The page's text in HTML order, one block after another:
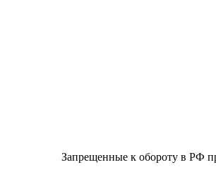
Запрещенные к обороту в РФ